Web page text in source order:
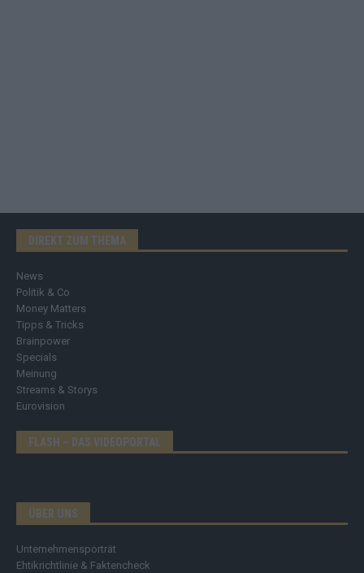
DIREKT ZUM THEMA
News
Politik & Co
Money Matters
Tipps & Tricks
Brainpower
Specials
Meinung
Streams & Storys
Eurovision
FLASH – DAS VIDEOPORTAL
ÜBER UNS
Unternehmensporträt
Ehtikrichtlinie & Faktencheck